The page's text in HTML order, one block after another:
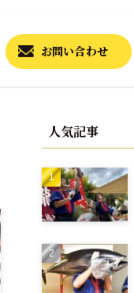
お問い合わせ
人気記事